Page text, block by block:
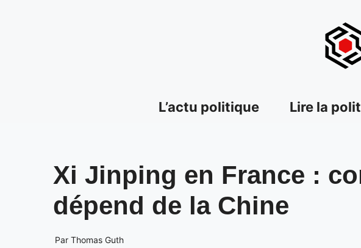
L’actu politique Lire la
Xi Jinping en France :
dépend de la Chine
Par Thomas Guth